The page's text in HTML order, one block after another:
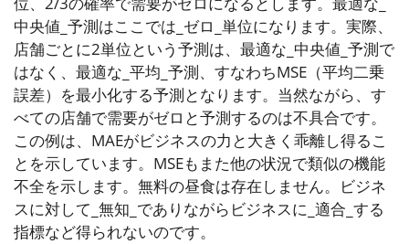
中央値_予測はここでは_ゼロ_単位になります。実際、
店舗ごとに2単位という予測は、最適な_中央値_予測で
はなく、最適な_平均_予測、すなわちMSE（平均二乗
誤差）を最小化する予測となります。当然ながら、す
べての店舗で需要がゼロと予測するのは不具合です。
この例は、MAEがビジネスの力と大きく乖離し得るこ
とを示しています。MSEもまた他の状況で類似の機能
不全を示します。無料の昼食は存在しません。ビジネ
スに対して_無知_でありながらビジネスに_適合_する
指標など得られないのです。